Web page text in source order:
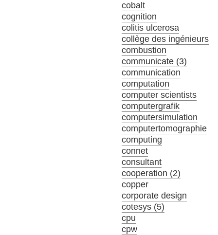
cobalt
cognition
colitis ulcerosa
collège des ingénieurs
combustion
communicate (3)
communication
computation
computer scientists
computergrafik
computersimulation
computertomographie
computing
connet
consultant
cooperation (2)
copper
corporate design
cotesys (5)
cpu
cpw